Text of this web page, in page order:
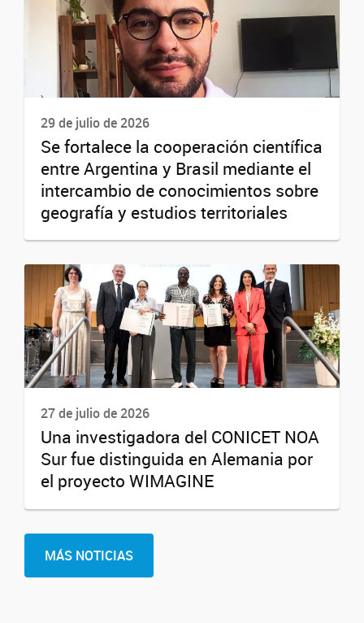
29 de julio de 2026
Se fortalece la cooperación científica
entre Argentina y Brasil mediante el
intercambio de conocimientos sobre
geografía y estudios territoriales
27 de julio de 2026
Una investigadora del CONICET NOA
Sur fue distinguida en Alemania por
el proyecto WIMAGINE
MÁS NOTICIAS